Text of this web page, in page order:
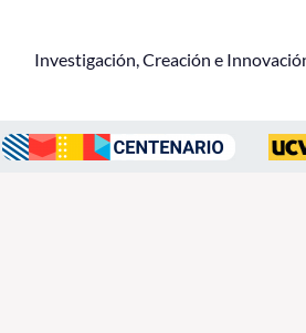
Investigación, Creación e